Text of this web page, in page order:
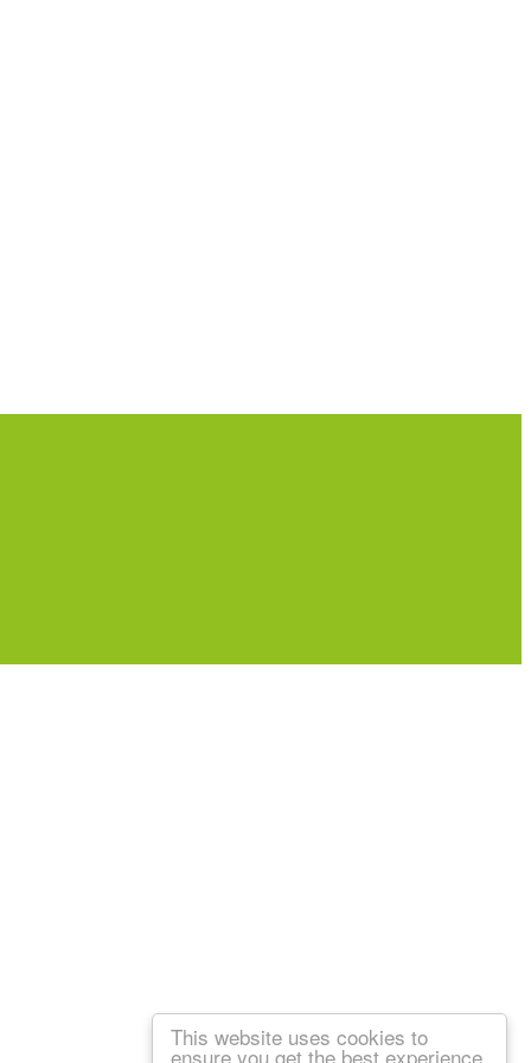
This website uses cookies to
ensure you get the best experience